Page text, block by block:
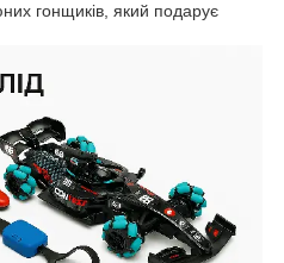
гонщиків, який подарує